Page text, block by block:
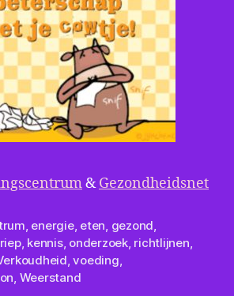
&Gezondheidsnet
, energie, eten, gezond,
, kennis, onderzoek, richtlijnen,
,voeding,
, Weerstand